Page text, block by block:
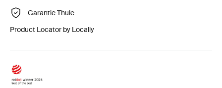
Garantie Thule
Product Locator by Locally